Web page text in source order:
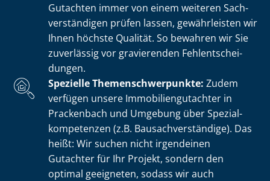
Gutachten immer von einem weiteren Sach­
ver­stän­di­gen prüfen lassen, gewährleisten wir
Ihnen höchste Qualität. So bewahren wir Sie
zuverlässig vor gravierenden Fehl­ent­schei­
dun­gen.
Spezielle The­men­schwer­punk­te: Zudem
verfügen unsere Im­mo­bi­li­en­gut­ach­ter in
Prackenbach und Umgebung über Spe­zi­al­
kom­pe­ten­zen (z.B. Bau­sach­ver­stän­di­ge). Das
heißt: Wir suchen nicht irgendeinen
Gutachter für Ihr Projekt, sondern den
optimal geeigneten, sodass wir auch